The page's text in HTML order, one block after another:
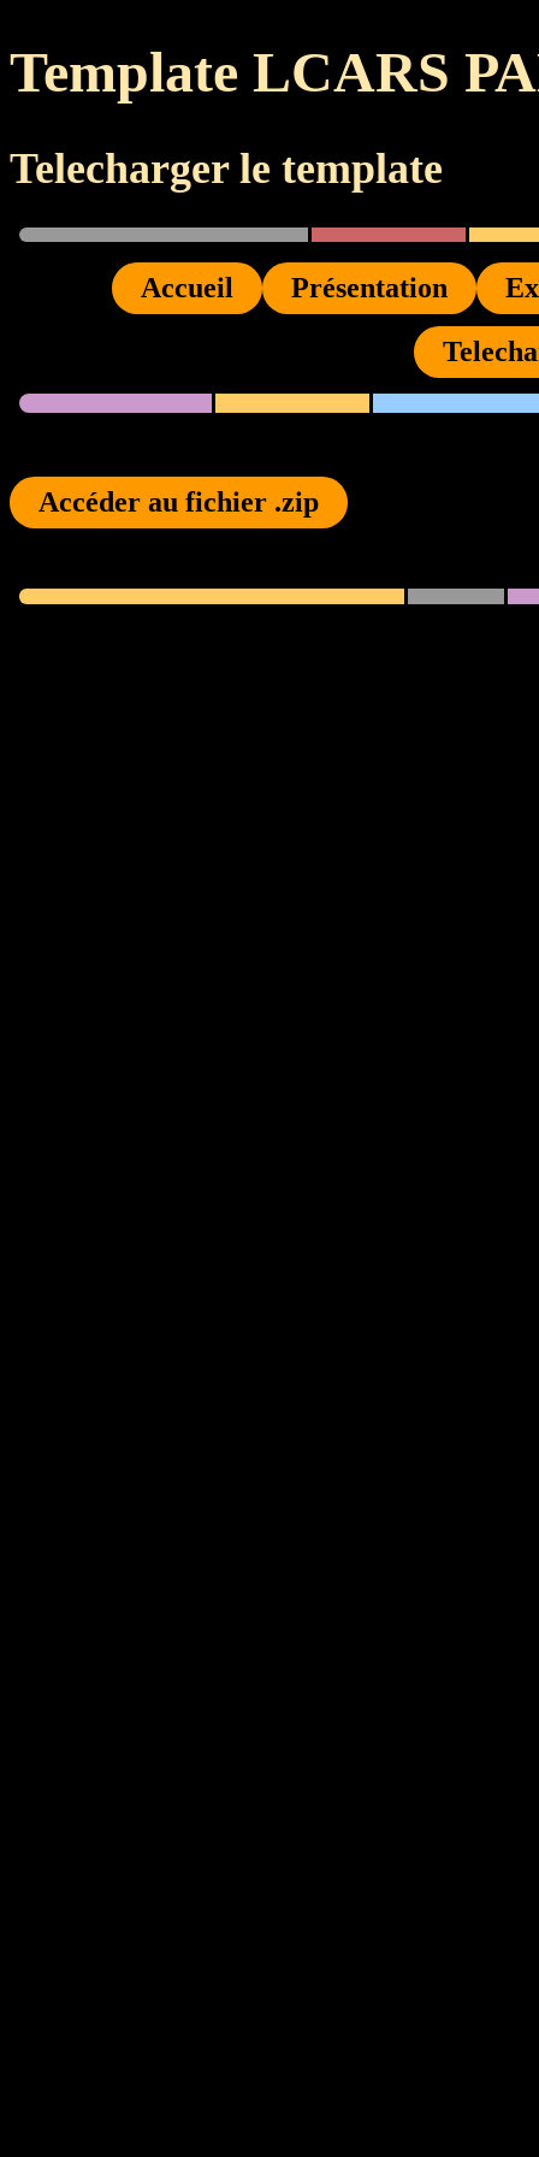
Template LCARS
Telecharger le template
Accueil Présentation
Accéder au fichier .zip